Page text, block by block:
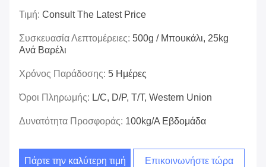
Τιμή: Consult The Latest Price
Συσκευασία Λεπτομέρειες: 500g / Μπουκάλι, 25kg
Ανά Βαρέλι
Χρόνος Παράδοσης: 5 Ημέρες
Όροι Πληρωμής: L/C, D/P, T/T, Western Union
Δυνατότητα Προσφοράς: 100kg/A Εβδομάδα
Πάρτε την καλύτερη τιμή Επικοινωνήστε τώρα